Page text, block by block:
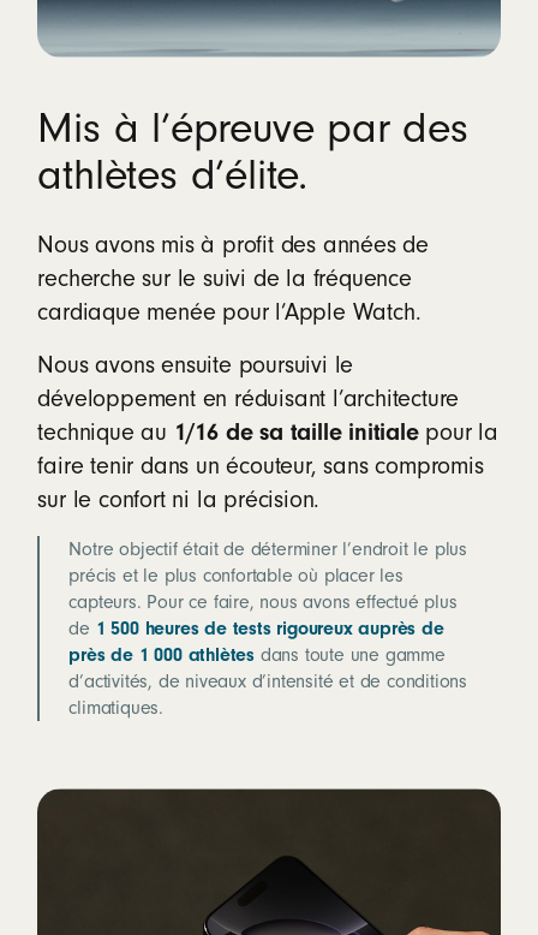
Mis à l’épreuve par des
athlètes d’élite.
Nous avons mis à profit des années de
recherche sur le suivi de la fréquence
cardiaque menée pour l’Apple Watch.
Nous avons ensuite poursuivi le
développement en réduisant l’architecture
technique au 1/16 de sa taille initialepour la
faire tenir dans un écouteur, sans compromis
sur le confort ni la précision.
Notre objectif était de déterminer l’endroit le plus
précis et le plus confortable où placer les
capteurs. Pour ce faire, nous avons effectué plus
de 1 500 heures de tests rigoureux auprès de
près de 1 000 athlètesdans toute une gamme
d’activités, de niveaux d’intensité et de conditions
climatiques.